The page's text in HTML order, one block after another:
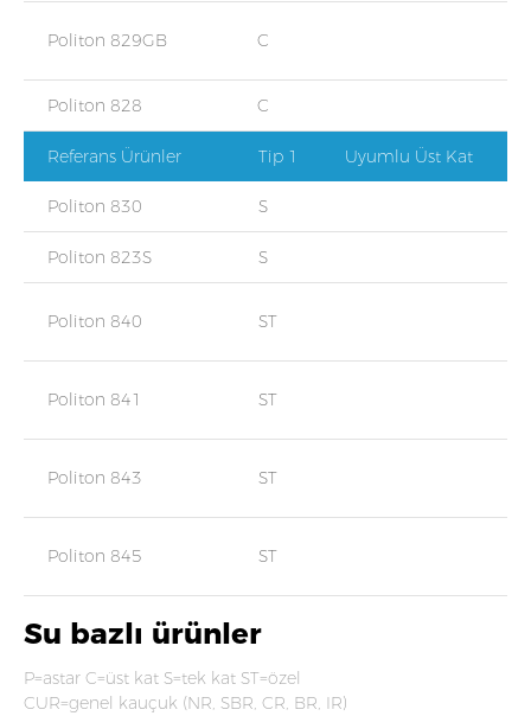
Politon 829GB C
Politon 828 C
Referans Ürünler Tip 1 Uyumlu Üst Kat
Politon 830 S
Politon 823S S
Politon 840 ST
Politon 841 ST
Politon 843 ST
Politon 845 ST
Su bazlı ürünler
P=astar C=üst kat S=tek kat ST=özel
CUR=genel kauçuk (NR, SBR, CR, BR, IR)